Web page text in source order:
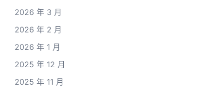
2026 年 3 月
2026 年 2 月
2026 年 1 月
2025 年 12 月
2025 年 11 月